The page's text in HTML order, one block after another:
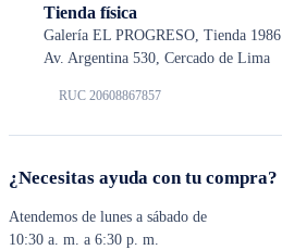
Tienda física
Galería EL PROGRESO, Tienda 1986
Av. Argentina 530, Cercado de Lima
RUC 20608867857
¿Necesitas ayuda con tu compra?
Atendemos de lunes a sábado de
10:30 a. m. a 6:30 p. m.